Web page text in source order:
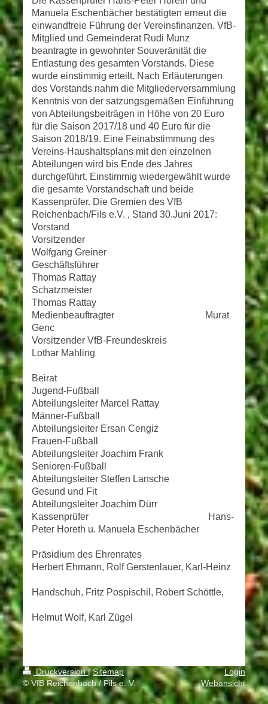
Manuela Eschenbächer bestätigten erneut die
einwandfreie Führung der Vereinsfinanzen. VfB-
Mitglied und Gemeinderat Rudi Munz
beantragte in gewohnter Souveränität die
Entlastung des gesamten Vorstands. Diese
wurde einstimmig erteilt. Nach Erläuterungen
des Vorstands nahm die Mitgliederversammlung
Kenntnis von der satzungsgemäßen Einführung
von Abteilungsbeiträgen in Höhe von 20 Euro
für die Saison 2017/18 und 40 Euro für die
Saison 2018/19. Eine Feinabstimmung des
Vereins-Haushaltsplans mit den einzelnen
Abteilungen wird bis Ende des Jahres
durchgeführt. Einstimmig wiedergewählt wurde
die gesamte Vorstandschaft und beide
Kassenprüfer. Die Gremien des VfB
Reichenbach/Fils e.V. , Stand 30.Juni 2017:
Vorstand
Vorsitzender
Wolfgang Greiner
Geschäftsführer
Thomas Rattay
Schatzmeister
Thomas Rattay
Medienbeauftragter Murat
Genc
Vorsitzender VfB-Freundeskreis
Lothar Mahling
Beirat
Jugend-Fußball
Abteilungsleiter Marcel Rattay
Männer-Fußball
Abteilungsleiter Ersan Cengiz
Frauen-Fußball
Abteilungsleiter Joachim Frank
Senioren-Fußball
Abteilungsleiter Steffen Lansche
Gesund und Fit
Abteilungsleiter Joachim Dürr
Kassenprüfer Hans-
Peter Horeth u. Manuela Eschenbächer
Präsidium des Ehrenrates
Herbert Ehmann, Rolf Gerstenlauer, Karl-Heinz
Handschuh, Fritz Pospischil, Robert Schöttle,
Helmut Wolf, Karl Zügel
Druckversion| Sitemap
© VfB Reichenbach / Fils e. V.
Login
Webansicht